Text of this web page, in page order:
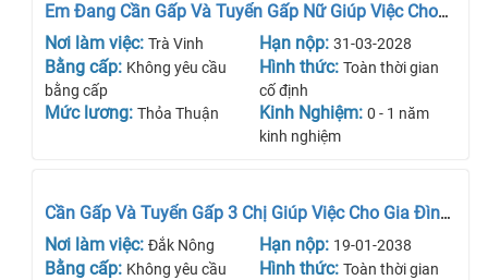
Em Đang Cần Gấp Và Tuyển Gấp Nữ Giúp Việc Cho
Nhà
Nơi làm việc: Trà Vinh
Bằng cấp: Không yêu cầu
bằng cấp
Mức lương: Thỏa Thuận
Hạn nộp: 31-03-2028
Hình thức: Toàn thời gian
cố định
Kinh Nghiệm: 0 - 1 năm
kinh nghiệm
Cần Gấp Và Tuyển Gấp 3 Chị Giúp Việc Cho Gia Đình
Nhà Mình
Nơi làm việc: Đắk Nông
Bằng cấp: Không yêu cầu
Hạn nộp: 19-01-2038
Hình thức: Toàn thời gian